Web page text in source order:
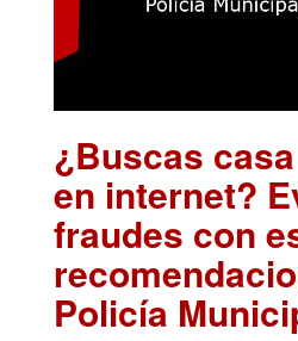
¿Buscas
en internet?
fraudes con
Policía